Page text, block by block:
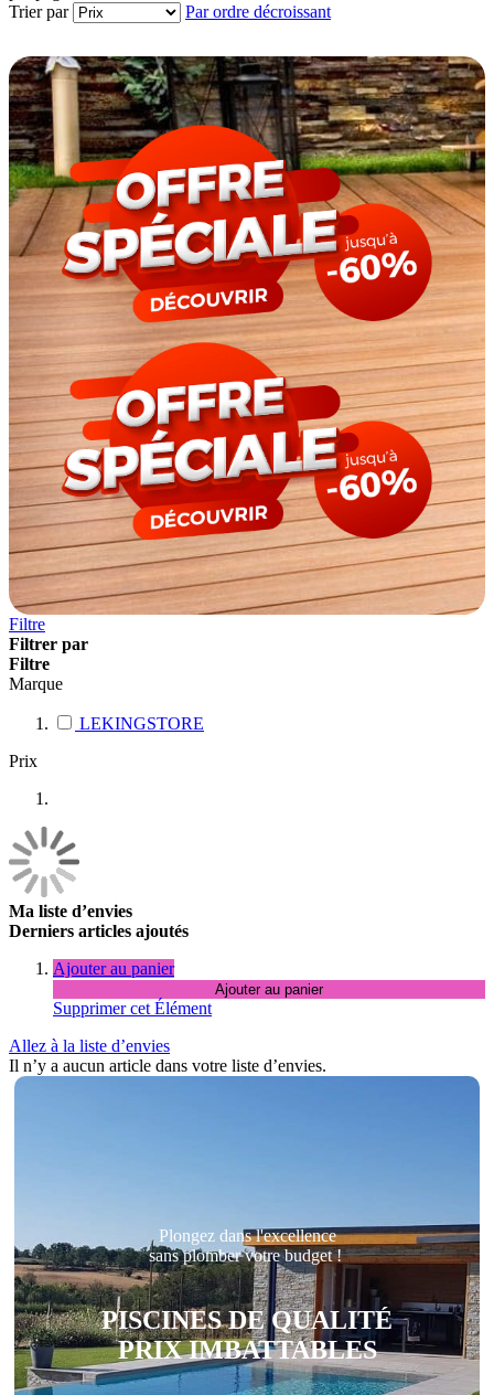
Trier par
Par ordre décroissant
Filtre
Filtrer par
Filtre
Marque
LEKINGSTORE
Prix
Ma liste d’envies
Derniers articles ajoutés
Ajouter au panier
Ajouter au panier
Supprimer cet Élément
Allez à la liste d’envies
Il n’y a aucun article dans votre liste d’envies.
Plongez dans l'excellence
sans plomber votre budget !
PISCINES DE QUALITÉ
PRIX IMBATTABLES